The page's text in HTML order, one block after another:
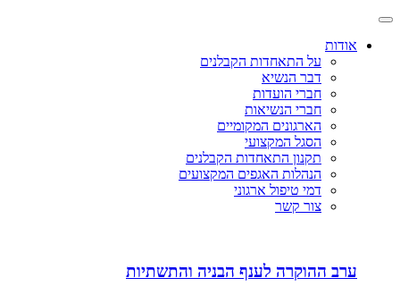
אודות
על התאחדות הקבלנים
דבר הנשיא
חברי הועדות
חברי הנשיאות
הארגונים המקומיים
הסגל המקצועי
תקנון התאחדות הקבלנים
הנהלות האגפים המקצועים
דמי טיפול ארגוני
צור קשר
ערב ההוקרה לענף הבניה והתשתיות